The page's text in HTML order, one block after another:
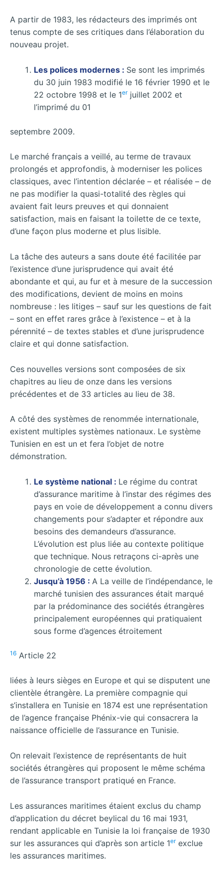
A partir de 1983, les rédacteurs des imprimés ont
tenus compte de ses critiques dans l’élaboration du
nouveau projet.
Les polices modernes : Se sont les imprimés
du 30 juin 1983 modifié le 16 février 1990 et le
22 octobre 1998 et le 1erjuillet 2002 et
l’imprimé du 01
septembre 2009.
Le marché français a veillé, au terme de travaux
prolongés et approfondis, à moderniser les polices
classiques, avec l’intention déclarée – et réalisée – de
ne pas modifier la quasi-totalité des règles qui
avaient fait leurs preuves et qui donnaient
satisfaction, mais en faisant la toilette de ce texte,
d’une façon plus moderne et plus lisible.
La tâche des auteurs a sans doute été facilitée par
l’existence d’une jurisprudence qui avait été
abondante et qui, au fur et à mesure de la succession
des modifications, devient de moins en moins
nombreuse : les litiges – sauf sur les questions de fait
– sont en effet rares grâce à l’existence – et à la
pérennité – de textes stables et d’une jurisprudence
claire et qui donne satisfaction.
Ces nouvelles versions sont composées de six
chapitres au lieu de onze dans les versions
précédentes et de 33 articles au lieu de 38.
A côté des systèmes de renommée internationale,
existent multiples systèmes nationaux. Le système
Tunisien en est un et fera l’objet de notre
démonstration.
Le système national : Le régime du contrat
d’assurance maritime à l’instar des régimes des
pays en voie de développement a connu divers
changements pour s’adapter et répondre aux
besoins des demandeurs d’assurance.
L’évolution est plus liée au contexte politique
que technique. Nous retraçons ci-après une
chronologie de cette évolution.
Jusqu’à 1956 : A La veille de l’indépendance, le
marché tunisien des assurances était marqué
par la prédominance des sociétés étrangères
principalement européennes qui pratiquaient
sous forme d’agences étroitement
16 Article 22
liées à leurs sièges en Europe et qui se disputent une
clientèle étrangère. La première compagnie qui
s’installera en Tunisie en 1874 est une représentation
de l’agence française Phénix-vie qui consacrera la
naissance officielle de l’assurance en Tunisie.
On relevait l’existence de représentants de huit
sociétés étrangères qui proposent le même schéma
de l’assurance transport pratiqué en France.
Les assurances maritimes étaient exclus du champ
d’application du décret beylical du 16 mai 1931,
rendant applicable en Tunisie la loi française de 1930
sur les assurances qui d’après son article 1erexclue
les assurances maritimes.